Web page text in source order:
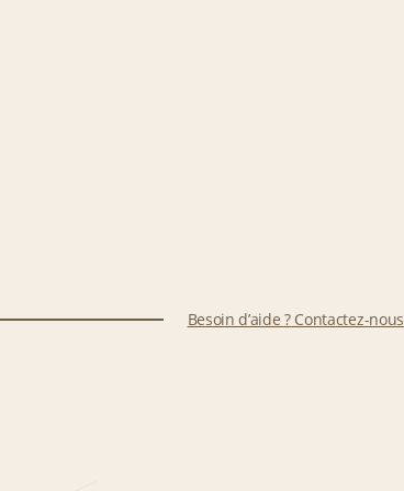
Besoin d’aide ? Contactez-nous